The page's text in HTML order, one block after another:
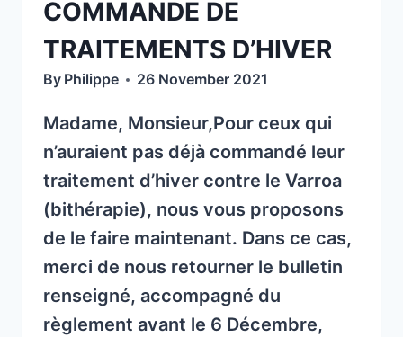
COMMANDE DE
TRAITEMENTS D’HIVER
By Philippe 26 November 2021
Madame, Monsieur,Pour ceux qui
n’auraient pas déjà commandé leur
traitement d’hiver contre le Varroa
(bithérapie), nous vous proposons
de le faire maintenant. Dans ce cas,
merci de nous retourner le bulletin
renseigné, accompagné du
règlement avant le 6 Décembre,